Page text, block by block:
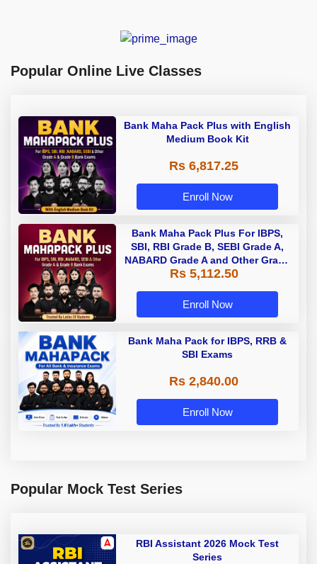
Popular Online Live Classes
Bank Maha Pack Plus with English
Medium Book Kit
Rs 6,817.25
Enroll Now
Bank Maha Pack Plus For IBPS,
SBI, RBI Grade B, SEBI Grade A,
NABARD Grade A and Other Grade
A & Grade B Bank Exams
Rs 5,112.50
Enroll Now
Bank Maha Pack for IBPS, RRB &
SBI Exams
Rs 2,840.00
Enroll Now
Popular Mock Test Series
RBI Assistant 2026 Mock Test
Series